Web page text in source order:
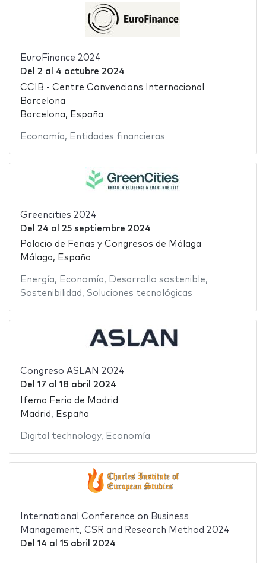
EuroFinance 2024
Del 2 al 4 octubre 2024
CCIB - Centre Convencions Internacional
Barcelona
Barcelona, España
Economía, Entidades financieras
Greencities 2024
Del 24 al 25 septiembre 2024
Palacio de Ferias y Congresos de Málaga
Málaga, España
Energía, Economía, Desarrollo sostenible,
Sostenibilidad , Soluciones tecnológicas
Congreso ASLAN 2024
Del 17 al 18 abril 2024
Ifema Feria de Madrid
Madrid, España
Digital technology, Economía
International Conference on Business
Management, CSR and Research Method 2024
Del 14 al 15 abril 2024